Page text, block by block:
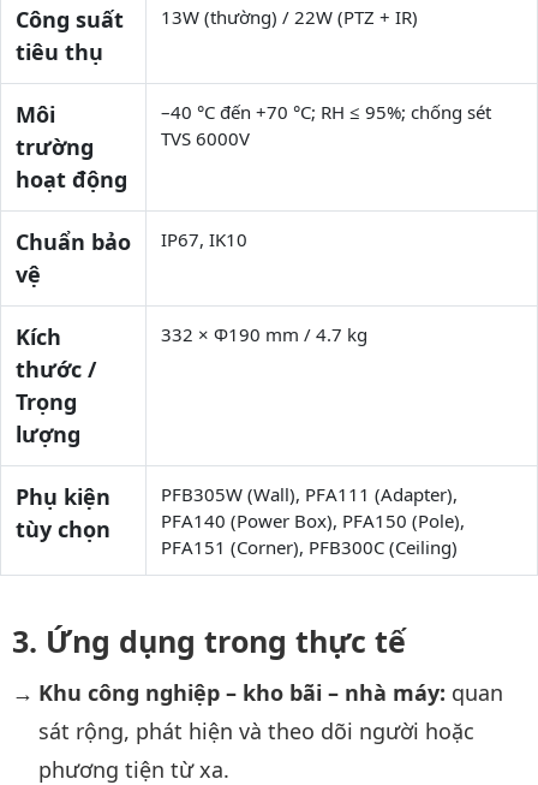
Công suất
tiêu thụ
13W (thường) / 22W (PTZ + IR)
Môi
trường
hoạt động
–40 °C đến +70 °C; RH ≤ 95%; chống sét
TVS 6000V
Chuẩn bảo
vệ
IP67, IK10
Kích
thước /
Trọng
lượng
332 × Φ190 mm / 4.7 kg
Phụ kiện
tùy chọn
PFB305W (Wall), PFA111 (Adapter),
PFA140 (Power Box), PFA150 (Pole),
PFA151 (Corner), PFB300C (Ceiling)
Ứng dụng trong thực tế
Khu công nghiệp – kho bãi – nhà máy: quan
sát rộng, phát hiện và theo dõi người hoặc
phương tiện từ xa.